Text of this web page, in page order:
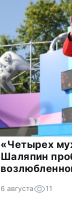
«Четырех
Шаляпин
6 августа 11